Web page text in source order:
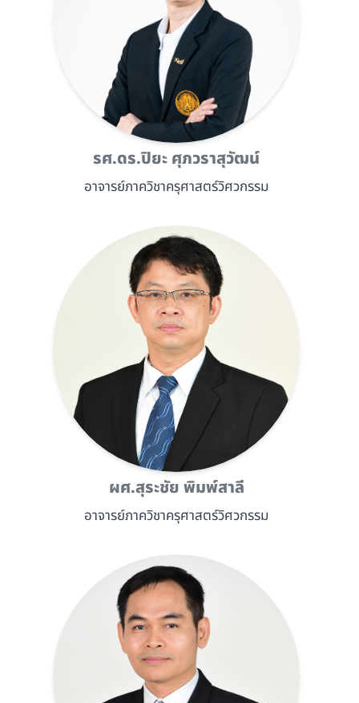
รศ.ดร.ปิยะ ศุภวราสุวัฒน์
อาจารย์ภาควิชาครุศาสตร์วิศวกรรม
ผศ.สุระชัย พิมพ์สาลี
อาจารย์ภาควิชาครุศาสตร์วิศวกรรม